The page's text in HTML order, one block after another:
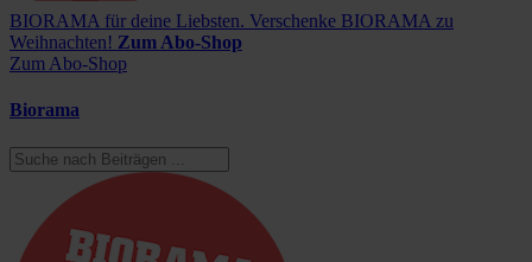
BIORAMA für deine Liebsten. Verschenke BIORAMA zu
Weihnachten! Zum Abo-Shop
Zum Abo-Shop
Biorama